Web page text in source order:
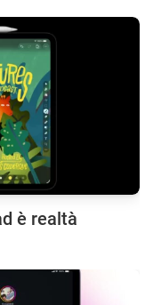
è realtà